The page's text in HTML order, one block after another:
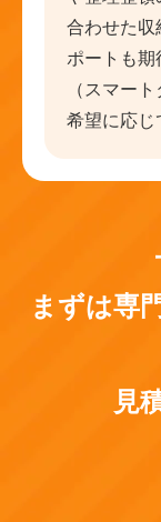
合わせた収
ポートも期
（スマー
希望に応じ
まずは専
見